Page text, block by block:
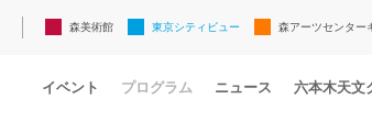
森美術館 東京シティビュー 森アーツセンター
イベント プログラム ニュース 六本木天文